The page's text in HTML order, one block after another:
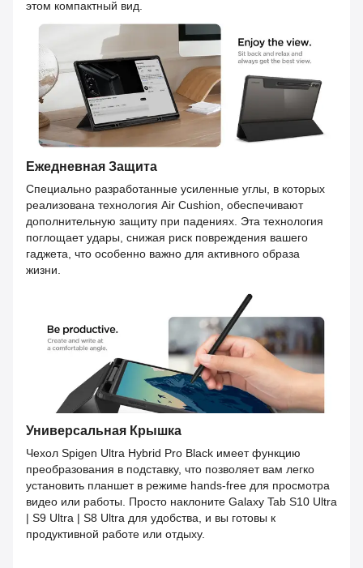
этом компактный вид.
Ежедневная Защита
Специально разработанные усиленные углы, в которых
реализована технология Air Cushion, обеспечивают
дополнительную защиту при падениях. Эта технология
поглощает удары, снижая риск повреждения вашего
гаджета, что особенно важно для активного образа
жизни.
Универсальная Крышка
Чехол Spigen Ultra Hybrid Pro Black имеет функцию
преобразования в подставку, что позволяет вам легко
установить планшет в режиме hands-free для просмотра
видео или работы. Просто наклоните Galaxy Tab S10 Ultra
| S9 Ultra | S8 Ultra для удобства, и вы готовы к
продуктивной работе или отдыху.